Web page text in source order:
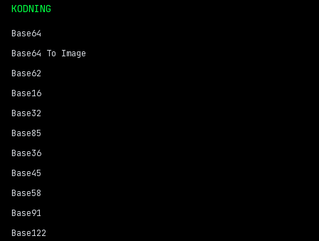
KODNING
Base64
Base64 To Image
Base62
Base16
Base32
Base85
Base36
Base45
Base58
Base91
Base122